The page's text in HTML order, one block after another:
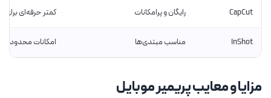
CapCut رایگان و پرامکانات کمتر حرفه‌ای برای
InShot مناسب مبتدی‌ها امکانات محدود
مزایا و معایب پریمیر موبایل